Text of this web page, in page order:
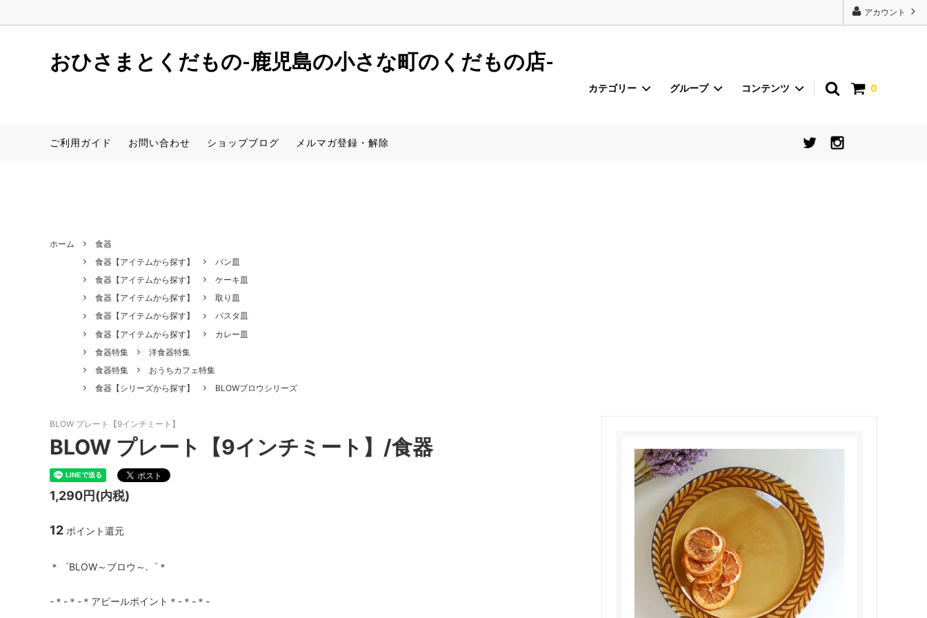
アカウント
おひさまとくだもの-鹿児島の小さな町のくだもの店-
0
カテゴリー グループ コンテンツ
ご利用ガイド お問い合わせ ショップブログ メルマガ登録・解除
ホーム
食器
食器【アイテムから探す】
パン皿
食器【アイテムから探す】
ケーキ皿
食器【アイテムから探す】
取り皿
食器【アイテムから探す】
パスタ皿
食器【アイテムから探す】
カレー皿
食器特集
洋食器特集
食器特集
おうちカフェ特集
食器【シリーズから探す】
BLOWブロウシリーズ
BLOW プレート【9インチミート】
BLOW プレート【9インチミート】/食器
1,290円(内税)
12 ポイント還元
＊゜BLOW～ブロウ～.゜＊
-＊-＊-＊アピールポイント＊-＊-＊-